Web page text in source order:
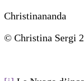
Christinananda
© Christina Sergi